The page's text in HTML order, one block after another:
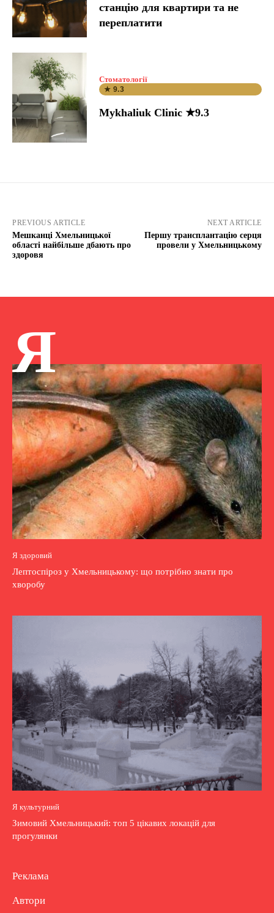
станцію для квартири та не
переплатити
Стоматології
★ 9.3
Mykhaliuk Clinic ★9.3
PREVIOUS ARTICLE
Мешканці Хмельницької
області найбільше дбають про
здоровя
NEXT ARTICLE
Першу трансплантацію серця
провели у Хмельницькому
Я
Я здоровий
Лептоспіроз у Хмельницькому: що потрібно знати про
хворобу
Я культурний
Зимовий Хмельницький: топ 5 цікавих локацій для
прогулянки
Реклама
Автори